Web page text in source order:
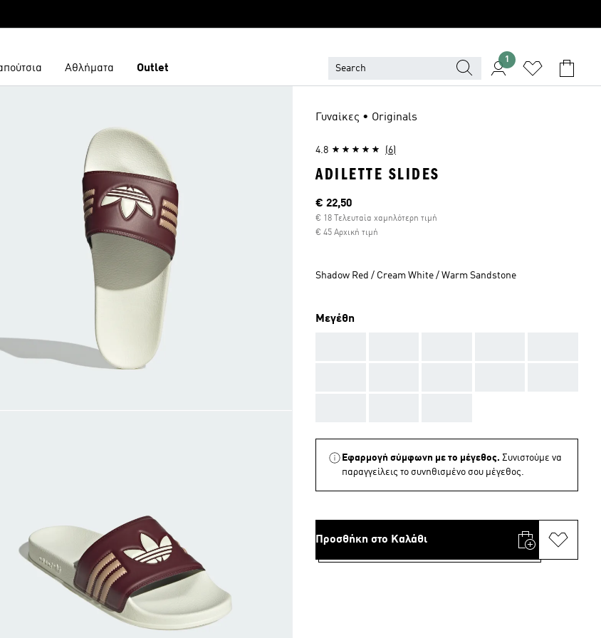
Αθλήματα Outlet
1
Γυναίκες • Originals
4.8 (6)
ADILETTE SLIDES
Τρέχουσα τιμή
€ 22,50
€ 18 Τελευταία χαμηλότερη τιμή
€ 45 Αρχική τιμή
Shadow Red / Cream White / Warm Sandstone
Μεγέθη
Εφαρμογή σύμφωνη με το μέγεθος. Συνιστούμε να
παραγγείλεις το συνηθισμένο σου μέγεθος.
Προσθήκη στο Καλάθι